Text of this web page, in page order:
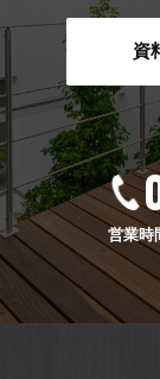
資
営業